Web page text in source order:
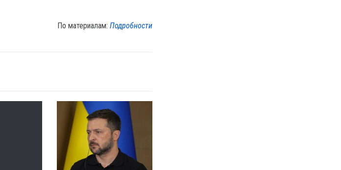
По материалам:Подробности